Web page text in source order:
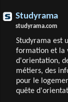
Studyrama
studyrama.com
Studyrama est
formation et la
d'orientation,
métiers, des
pour le
quête